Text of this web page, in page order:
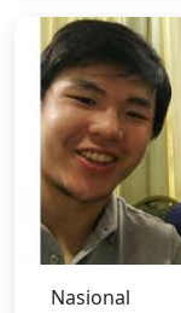
Nasional